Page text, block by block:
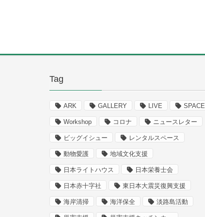
Tag
ARK GALLERY LIVE SPACE
Workshop コロナ ニュースレター
ビッグイシュー レンタルスペース
動物愛護 地域文化支援
日本ライトハウス 日本栄養士会
日本赤十字社 東日本大震災復興支援
海岸清掃 海洋保全 淡路島活動